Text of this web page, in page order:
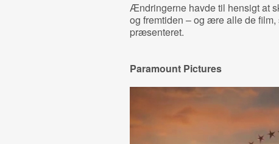
Ændringerne havde til hensigt at
og fremtiden – og ære alle de
præsenteret.
Paramount Pictures